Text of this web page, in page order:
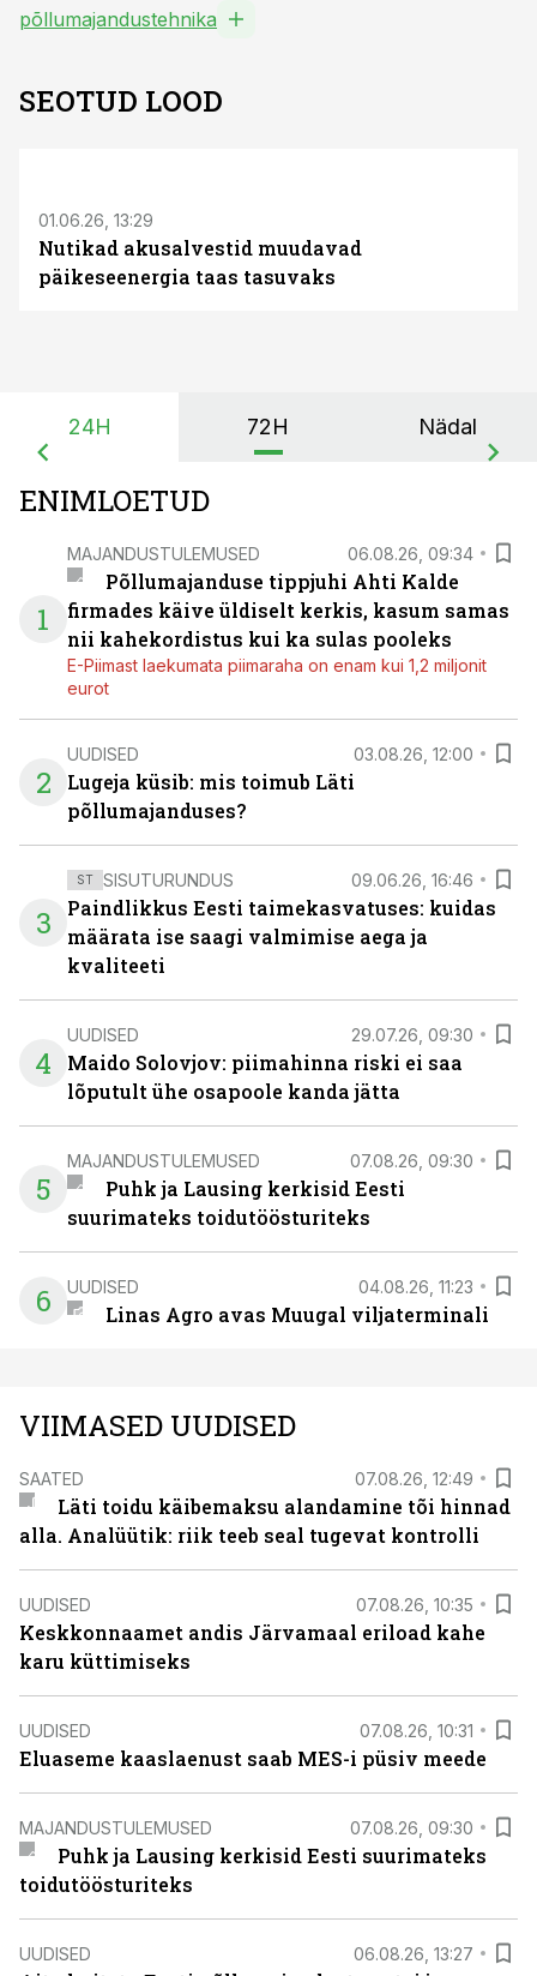
põllumajandustehnika
SEOTUD LOOD
01.06.26, 13:29
Nutikad akusalvestid muudavad
päikeseenergia taas tasuvaks
24H 72H Nädal
ENIMLOETUD
1
MAJANDUSTULEMUSED 06.08.26, 09:34
Põllumajanduse tippjuhi Ahti Kalde
firmades käive üldiselt kerkis, kasum samas
nii kahekordistus kui ka sulas pooleks
E-Piimast laekumata piimaraha on enam kui 1,2 miljonit
eurot
2
UUDISED 03.08.26, 12:00
Lugeja küsib: mis toimub Läti
põllumajanduses?
3
ST SISUTURUNDUS 09.06.26, 16:46
Paindlikkus Eesti taimekasvatuses: kuidas
määrata ise saagi valmimise aega ja
kvaliteeti
4
UUDISED 29.07.26, 09:30
Maido Solovjov: piimahinna riski ei saa
lõputult ühe osapoole kanda jätta
5
MAJANDUSTULEMUSED 07.08.26, 09:30
Puhk ja Lausing kerkisid Eesti
suurimateks toidutöösturiteks
6 UUDISED 04.08.26, 11:23
Linas Agro avas Muugal viljaterminali
VIIMASED UUDISED
SAATED 07.08.26, 12:49
Läti toidu käibemaksu alandamine tõi hinnad
alla. Analüütik: riik teeb seal tugevat kontrolli
UUDISED 07.08.26, 10:35
Keskkonnaamet andis Järvamaal eriload kahe
karu küttimiseks
UUDISED 07.08.26, 10:31
Eluaseme kaaslaenust saab MES-i püsiv meede
MAJANDUSTULEMUSED 07.08.26, 09:30
Puhk ja Lausing kerkisid Eesti suurimateks
toidutöösturiteks
UUDISED 06.08.26, 13:27